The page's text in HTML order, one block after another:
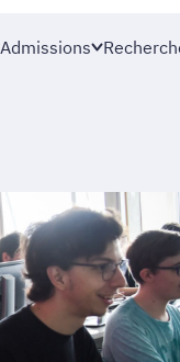
Admissions